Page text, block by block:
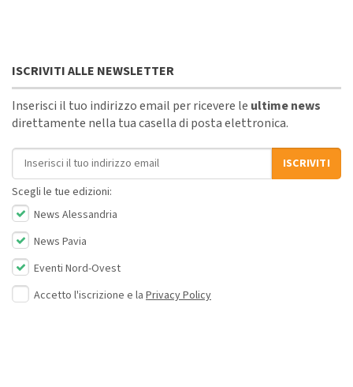
ISCRIVITI ALLE NEWSLETTER
Inserisci il tuo indirizzo email per ricevere le ultime news
direttamente nella tua casella di posta elettronica.
Indirizzo email
ISCRIVITI
Scegli le tue edizioni:
News Alessandria
News Pavia
Eventi Nord-Ovest
Accetto l'iscrizione e la Privacy Policy